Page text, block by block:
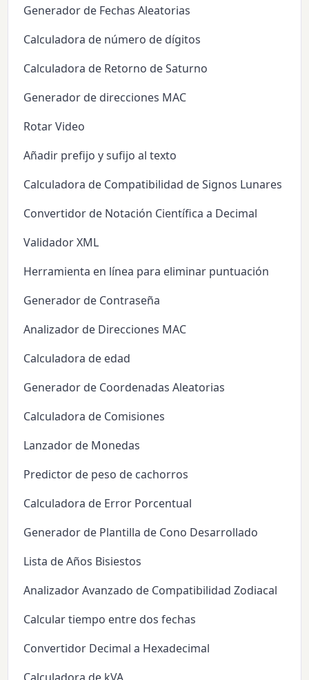
Generador de Fechas Aleatorias
Calculadora de número de dígitos
Calculadora de Retorno de Saturno
Generador de direcciones MAC
Rotar Video
Añadir prefijo y sufijo al texto
Calculadora de Compatibilidad de Signos Lunares
Convertidor de Notación Científica a Decimal
Validador XML
Herramienta en línea para eliminar puntuación
Generador de Contraseña
Analizador de Direcciones MAC
Calculadora de edad
Generador de Coordenadas Aleatorias
Calculadora de Comisiones
Lanzador de Monedas
Predictor de peso de cachorros
Calculadora de Error Porcentual
Generador de Plantilla de Cono Desarrollado
Lista de Años Bisiestos
Analizador Avanzado de Compatibilidad Zodiacal
Calcular tiempo entre dos fechas
Convertidor Decimal a Hexadecimal